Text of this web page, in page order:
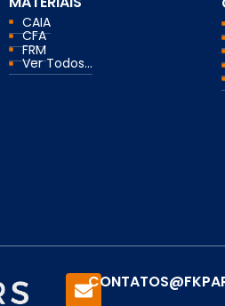
CAIA
CFA
FRM
Ver Todos...